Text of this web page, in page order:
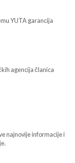
YUTA garancija
agencija članica
najnovije informacije i